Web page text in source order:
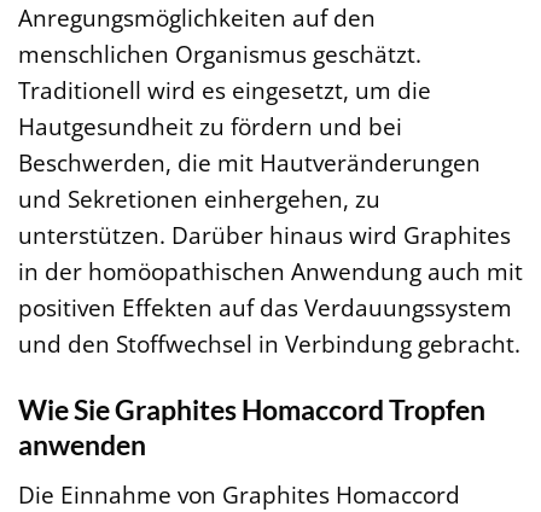
Anregungsmöglichkeiten auf den
menschlichen Organismus geschätzt.
Traditionell wird es eingesetzt, um die
Hautgesundheit zu fördern und bei
Beschwerden, die mit Hautveränderungen
und Sekretionen einhergehen, zu
unterstützen. Darüber hinaus wird Graphites
in der homöopathischen Anwendung auch mit
positiven Effekten auf das Verdauungssystem
und den Stoffwechsel in Verbindung gebracht.
Wie Sie Graphites Homaccord Tropfen
anwenden
Die Einnahme von Graphites Homaccord